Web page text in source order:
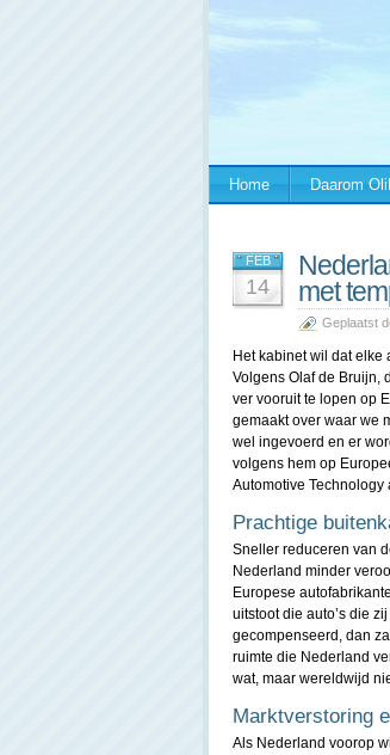
Home Daarom
FEB
14
met
Geplaatst
Het kabinet wil dat
Volgens Olaf de Bruijn,
ver vooruit te lopen op
gemaakt over waar we
wel ingevoerd en er
volgens hem op
Automotive
Prachtige
Sneller reduceren van
Nederland minder
Europese
uitstoot die auto’s die
gecompenseerd, dan
ruimte die Nederland
wat, maar wereldwijd
Marktverstoring
Als Nederland voorop